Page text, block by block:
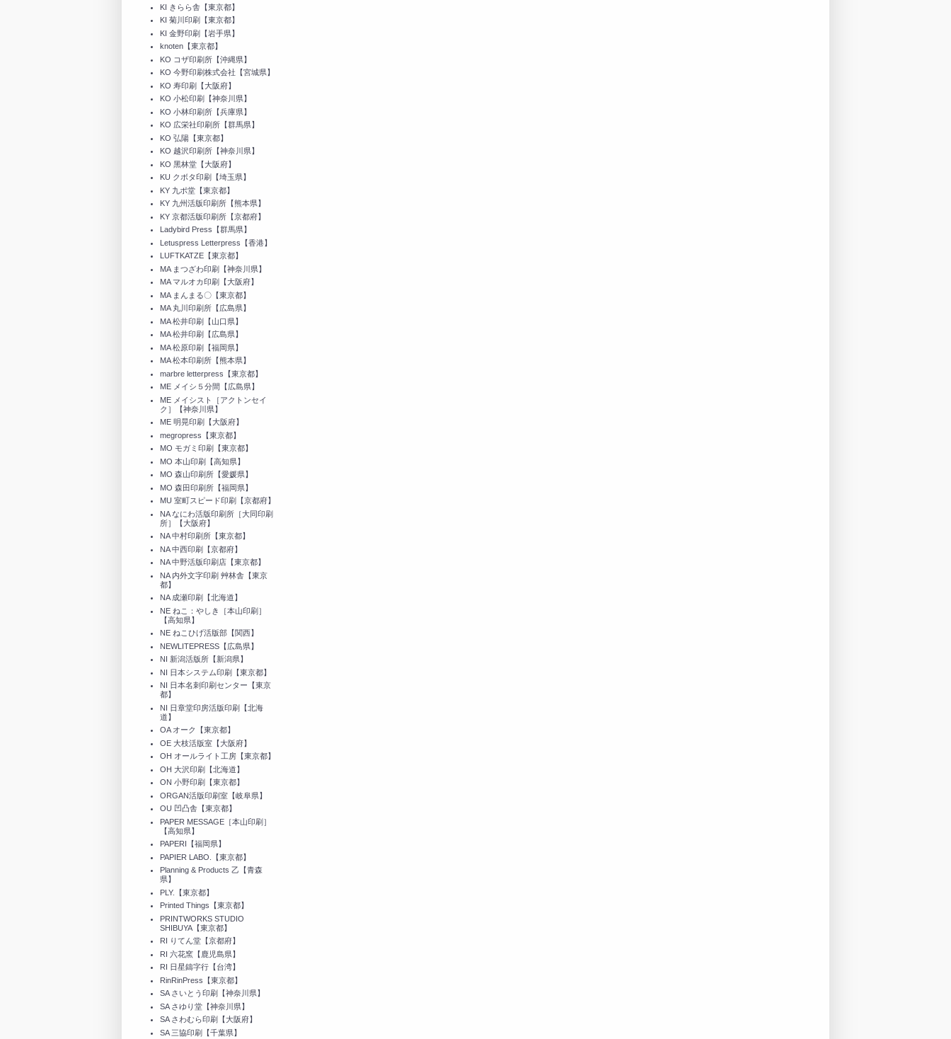
KI きらら舎【東京都】
KI 菊川印刷【東京都】
KI 金野印刷【岩手県】
knoten【東京都】
KO コザ印刷所【沖縄県】
KO 今野印刷株式会社【宮城県】
KO 寿印刷【大阪府】
KO 小松印刷【神奈川県】
KO 小林印刷所【兵庫県】
KO 広栄社印刷所【群馬県】
KO 弘陽【東京都】
KO 越沢印刷所【神奈川県】
KO 黑林堂【大阪府】
KU クボタ印刷【埼玉県】
KY 九ポ堂【東京都】
KY 九州活版印刷所【熊本県】
KY 京都活版印刷所【京都府】
Ladybird Press【群馬県】
Letuspress Letterpress【香港】
LUFTKATZE【東京都】
MA まつざわ印刷【神奈川県】
MA マルオカ印刷【大阪府】
MA まんまる〇【東京都】
MA 丸川印刷所【広島県】
MA 松井印刷【山口県】
MA 松井印刷【広島県】
MA 松原印刷【福岡県】
MA 松本印刷所【熊本県】
marbre letterpress【東京都】
ME メイシ５分間【広島県】
ME メイシスト［アクトンセイ
ク］【神奈川県】
ME 明晃印刷【大阪府】
megropress【東京都】
MO モガミ印刷【東京都】
MO 本山印刷【高知県】
MO 森山印刷所【愛媛県】
MO 森田印刷所【福岡県】
MU 室町スピード印刷【京都府】
NA なにわ活版印刷所［大同印刷
所］【大阪府】
NA 中村印刷所【東京都】
NA 中西印刷【京都府】
NA 中野活版印刷店【東京都】
NA 内外文字印刷 艸林舎【東京
都】
NA 成瀬印刷【北海道】
NE ねこ：やしき［本山印刷］
【高知県】
NE ねこひげ活版部【関西】
NEWLITEPRESS【広島県】
NI 新潟活版所【新潟県】
NI 日本システム印刷【東京都】
NI 日本名刺印刷センター【東京
都】
NI 日章堂印房活版印刷【北海
道】
OA オーク【東京都】
OE 大枝活版室【大阪府】
OH オールライト工房【東京都】
OH 大沢印刷【北海道】
ON 小野印刷【東京都】
ORGAN活版印刷室【岐阜県】
OU 凹凸舎【東京都】
PAPER MESSAGE［本山印刷］
【高知県】
PAPERI【福岡県】
PAPIER LABO.【東京都】
Planning & Products 乙【青森
県】
PLY.【東京都】
Printed Things【東京都】
PRINTWORKS STUDIO
SHIBUYA【東京都】
RI りてん堂【京都府】
RI 六花窯【鹿児島県】
RI 日星鑄字行【台湾】
RinRinPress【東京都】
SA さいとう印刷【神奈川県】
SA さゆり堂【神奈川県】
SA さわむら印刷【大阪府】
SA 三協印刷【千葉県】